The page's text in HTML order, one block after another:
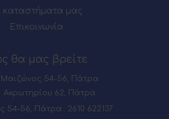
καταστήματα μας
Επικοινωνία
θα μας βρείτε
Μαιζώνος 54-56, Πάτρα
Ακρωτηρίου 62, Πάτρα
54-56, Πάτρα : 2610 622137